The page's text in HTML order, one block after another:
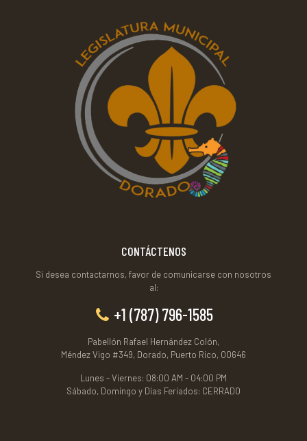
CONTÁCTENOS
Si desea contactarnos, favor de comunicarse con nosotros
al:
+1 (787) 796-1585
Pabellón Rafael Hernández Colón,
Méndez Vigo #349, Dorado, Puerto Rico, 00646
Lunes - Viernes: 08:00 AM - 04:00 PM
Sábado, Domingo y Días Feriados: CERRADO